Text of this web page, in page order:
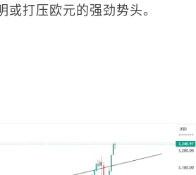
打压欧元的强劲势头。